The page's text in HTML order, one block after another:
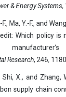
& Energy Systems,
Ma, Y.-F., and
Which policy is
Research, 246,
X., and Zhang,
supply chain